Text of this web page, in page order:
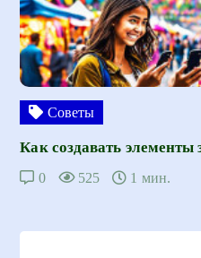
Советы
Как создавать элементы
0 525 1 мин.